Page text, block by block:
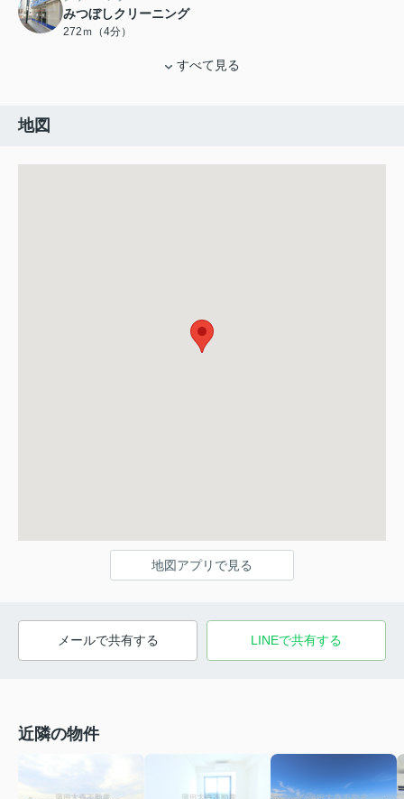
みつぼしクリーニング
272ｍ（4分）
すべて見る
地図
地図アプリで見る
メールで共有する LINEで共有する
近隣の物件